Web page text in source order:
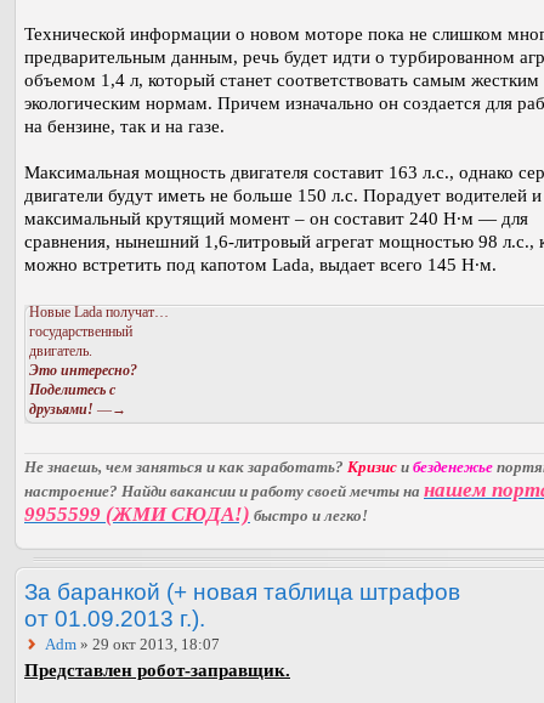
Технической информации о новом моторе пока не слишком
предварительным данным, речь будет идти о турбированном
объемом 1,4 л, который станет соответствовать самым жестким
экологическим нормам. Причем изначально он создается для
на бензине, так и на газе.
Максимальная мощность двигателя составит 163 л.с., однако
двигатели будут иметь не больше 150 л.с. Порадует водителей и
максимальный крутящий момент – он составит 240 Н∙м — для
сравнения, нынешний 1,6-литровый агрегат мощностью 98 л.с.,
можно встретить под капотом Lada, выдает всего 145 Н∙м.
Новые Lada получат…
государственный
двигатель.
Это интересно?
Поделитесь с
друзьями! —→
Не знаешь, чем заняться и как заработать? Кризис и безденежье
настроение? Найди вакансии и работу своей мечты на нашем
9955599 (ЖМИ СЮДА!) быстро и легко!
За баранкой (+ новая таблица штрафов
от 01.09.2013 г.).
Adm » 29 окт 2013, 18:07
Представлен робот-заправщик.